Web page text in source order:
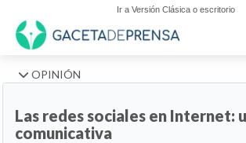
Ir a Versión Clásica o escritorio
OPINIÓN
Las redes sociales en Internet:
comunicativa